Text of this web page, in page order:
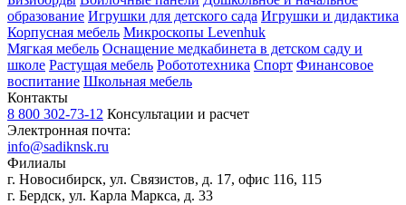
образование Игрушки для детского сада Игрушки и дидактика
Корпусная мебель Микроскопы Levenhuk
Мягкая мебель Оснащение медкабинета в детском саду и
школе Растущая мебель Робототехника Спорт Финансовое
воспитание Школьная мебель
Контакты
8 800 302-73-12 Консультации и расчет
Электронная почта:
info@sadiknsk.ru
Филиалы
г. Новосибирск, ул. Связистов, д. 17, офис 116, 115
г. Бердск, ул. Карла Маркса, д. 33